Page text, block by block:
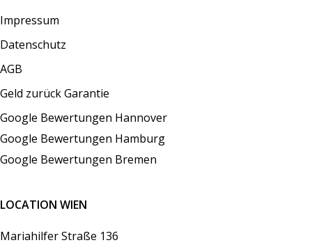
Impressum
Datenschutz
AGB
Geld zurück Garantie
Google Bewertungen Hannover
Google Bewertungen Hamburg
Google Bewertungen Bremen
LOCATION WIEN
Mariahilfer Straße 136